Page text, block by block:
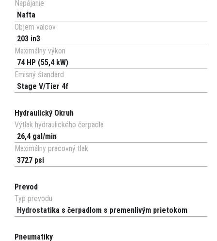
Napájanie
Nafta
Objem valcov
203 in3
Maximálny výkon
74 HP (55,4 kW)
Emisný štandard
Stage V/Tier 4f
Hydraulický Okruh
Výtlak hydraulického čerpadla
26,4 gal/min
Maximálny pracovný tlak
3727 psi
Prevod
Typ prevodu
Hydrostatika s čerpadlom s premenlivým prietokom
Pneumatiky